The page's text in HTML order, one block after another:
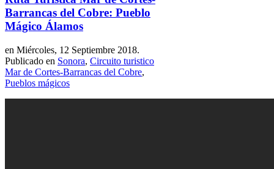
Barrancas del Cobre: Pueblo
Mágico Álamos
en Miércoles, 12 Septiembre 2018.
Publicado en Sonora, Circuito turistico
Mar de Cortes-Barrancas del Cobre,
Pueblos mágicos